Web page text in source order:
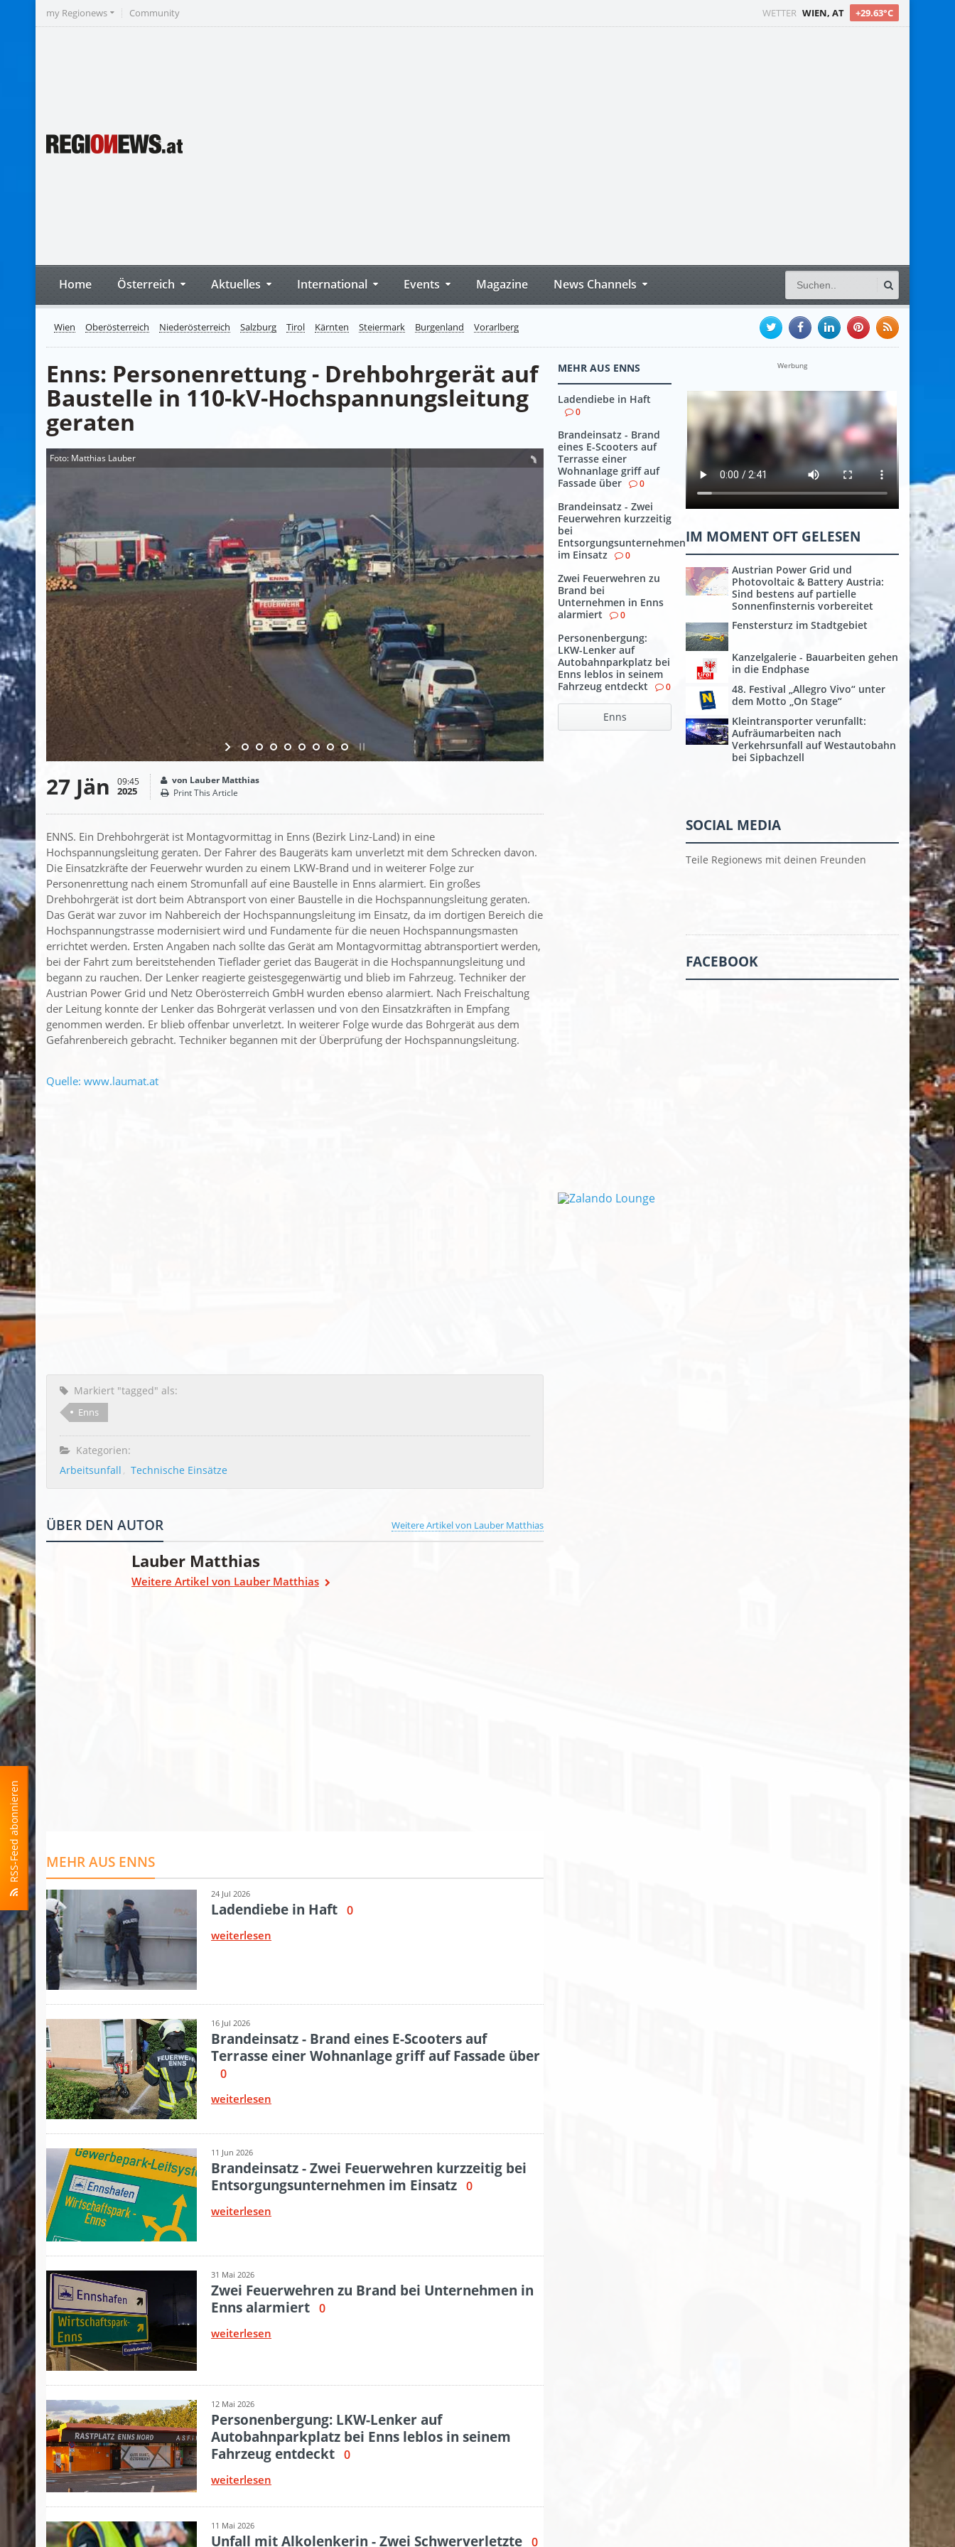
RSS-Feed abonnieren
WETTER WIEN, AT +29.63°C
my Regionews Community
Home Österreich Aktuelles International Events Magazine News Channels
Wien Oberösterreich Niederösterreich Salzburg Tirol Kärnten Steiermark Burgenland Vorarlberg
Enns: Personenrettung - Drehbohrgerät auf
Baustelle in 110-kV-Hochspannungsleitung
geraten
Foto: Matthias Lauber
27 Jän 09:45
2025
von Lauber Matthias
Print This Article
ENNS. Ein Drehbohrgerät ist Montagvormittag in Enns (Bezirk Linz-Land) in eine
Hochspannungsleitung geraten. Der Fahrer des Baugeräts kam unverletzt mit dem Schrecken davon.
Die Einsatzkräfte der Feuerwehr wurden zu einem LKW-Brand und in weiterer Folge zur
Personenrettung nach einem Stromunfall auf eine Baustelle in Enns alarmiert. Ein großes
Drehbohrgerät ist dort beim Abtransport von einer Baustelle in die Hochspannungsleitung geraten.
Das Gerät war zuvor im Nahbereich der Hochspannungsleitung im Einsatz, da im dortigen Bereich die
Hochspannungstrasse modernisiert wird und Fundamente für die neuen Hochspannungsmasten
errichtet werden. Ersten Angaben nach sollte das Gerät am Montagvormittag abtransportiert werden,
bei der Fahrt zum bereitstehenden Tieflader geriet das Baugerät in die Hochspannungsleitung und
begann zu rauchen. Der Lenker reagierte geistesgegenwärtig und blieb im Fahrzeug. Techniker der
Austrian Power Grid und Netz Oberösterreich GmbH wurden ebenso alarmiert. Nach Freischaltung
der Leitung konnte der Lenker das Bohrgerät verlassen und von den Einsatzkräften in Empfang
genommen werden. Er blieb offenbar unverletzt. In weiterer Folge wurde das Bohrgerät aus dem
Gefahrenbereich gebracht. Techniker begannen mit der Überprüfung der Hochspannungsleitung.
Quelle: www.laumat.at
Markiert "tagged" als:
Enns
Kategorien:
Arbeitsunfall
Technische Einsätze
Weitere Artikel von Lauber Matthias
ÜBER DEN AUTOR
Lauber Matthias
Weitere Artikel von Lauber Matthias
MEHR AUS ENNS
Ladendiebe in Haft
0
Brandeinsatz - Brand
eines E-Scooters auf
Terrasse einer
Wohnanlage griff auf
Fassade über
0
Brandeinsatz - Zwei
Feuerwehren kurzzeitig
bei
Entsorgungsunternehmen
im Einsatz
0
Zwei Feuerwehren zu
Brand bei
Unternehmen in Enns
alarmiert
0
Personenbergung:
LKW-Lenker auf
Autobahnparkplatz bei
Enns leblos in seinem
Fahrzeug entdeckt
0
Enns
Werbung
IM MOMENT OFT GELESEN
Austrian Power Grid und
Photovoltaic & Battery Austria:
Sind bestens auf partielle
Sonnenfinsternis vorbereitet
Fenstersturz im Stadtgebiet
Kanzelgalerie - Bauarbeiten gehen
in die Endphase
48. Festival „Allegro Vivo“ unter
dem Motto „On Stage“
Kleintransporter verunfallt:
Aufräumarbeiten nach
Verkehrsunfall auf Westautobahn
bei Sipbachzell
SOCIAL MEDIA
Teile Regionews mit deinen Freunden
FACEBOOK